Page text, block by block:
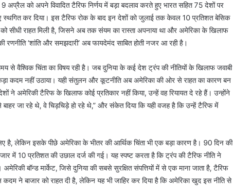
अप्रैल को अपने विवादित टैरिफ निर्णय में बड़ा बदलाव करते हुए भारत सहित 75 देशों पर
स्थगित कर दिया। इस टैरिफ रोक के बाद इन देशों को जुलाई तक केवल 10 प्रतिशत बेसिक
सीधी राहत मिली है, जिसने अब तक संयम का रास्ता अपनाया था और अमेरिका के खिलाफ
रणनीति ‘शांति और समझदारी’ अब फायदेमंद साबित होती नजर आ रही है।
से वैश्विक चिंता का विषय रही है। जब दुनिया के कई देश ट्रंप की नीतियों के खिलाफ जवाबी
कदम नहीं उठाया। यही संतुलन और कूटनीति अब अमेरिका की ओर से राहत का कारण बन
ने अमेरिकी टैरिफ के खिलाफ कोई प्रतिकार नहीं किया, उन्हें वह रियायत दे रहे हैं। उन्होंने
बाहर जा रहे थे, वे चिड़चिड़े हो रहे थे,” और संकेत दिया कि यही वजह है कि उन्हें टैरिफ में
है, लेकिन इसके पीछे अमेरिका के भीतर की आर्थिक चिंता भी एक बड़ा कारण है। 90 दिन की
में 10 प्रतिशत की उछाल दर्ज की गई। यह स्पष्ट करता है कि ट्रंप की टैरिफ नीति ने
बॉन्ड मार्केट, जिसे दुनिया की सबसे सुरक्षित संपत्तियों में से एक माना जाता है, टैरिफ
ने बाजार को राहत दी है, लेकिन यह भी जाहिर कर दिया है कि अमेरिका खुद इस नीति से